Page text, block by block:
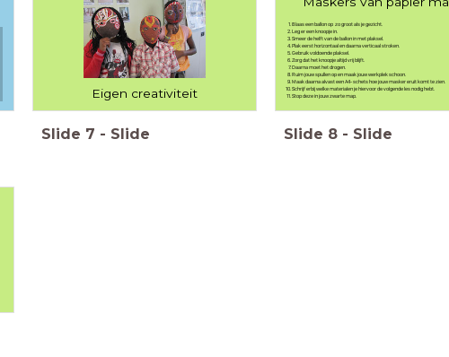
Eigen creativiteit
Slide 7 - Slide
Blaas een ballon op zo groot als je gezicht.
Leg er een knoopje in.
Smeer de helft van de ballon in met plaksel.
Plak eerst horizontaal en daarna verticaal stroken.
Gebruik voldoende plaksel.
Zorg dat het knoopje altijd vrij blijft.
Daarna moet het drogen.
Ruim jouw spullen op en maak jouw werkplek schoon.
Maak daarna alvast een A4- schets hoe jouw masker eruit komt te zien.
Schrijf erbij welke materialen je hiervoor de volgende les nodig hebt.
Stop deze in jouw zwarte map.
Slide 8 - Slide